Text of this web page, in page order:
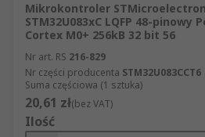
Mikrokontroler
STM32U083xC LQFP 48-pinowy
Cortex M0+ 256kB 32 bit 56
Nr art. RS 216-829
Nr części producenta STM32U083CCT6
Suma częściowa (1 sztuka)
20,61 zł(bez VAT)
Ilość